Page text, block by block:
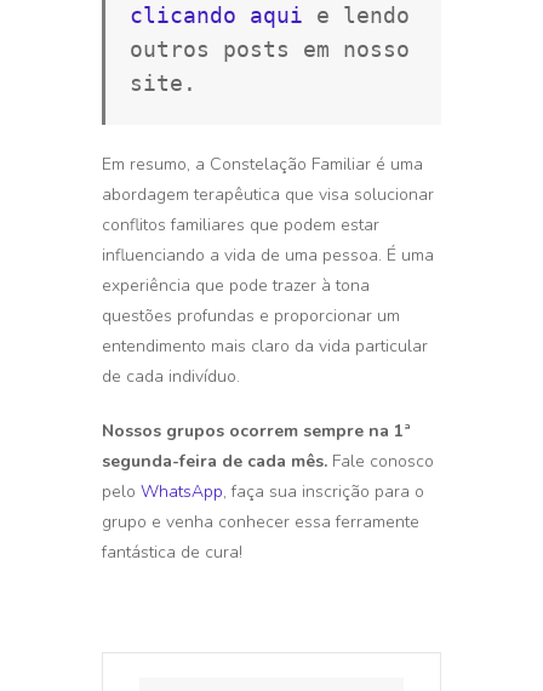
clicando aqui e lendo
outros posts em nosso
site.
Em resumo, a Constelação Familiar é uma
abordagem terapêutica que visa solucionar
conflitos familiares que podem estar
influenciando a vida de uma pessoa. É uma
experiência que pode trazer à tona
questões profundas e proporcionar um
entendimento mais claro da vida particular
de cada indivíduo.
Nossos grupos ocorrem sempre na 1ª
segunda-feira de cada mês. Fale conosco
pelo WhatsApp, faça sua inscrição para o
grupo e venha conhecer essa ferramente
fantástica de cura!